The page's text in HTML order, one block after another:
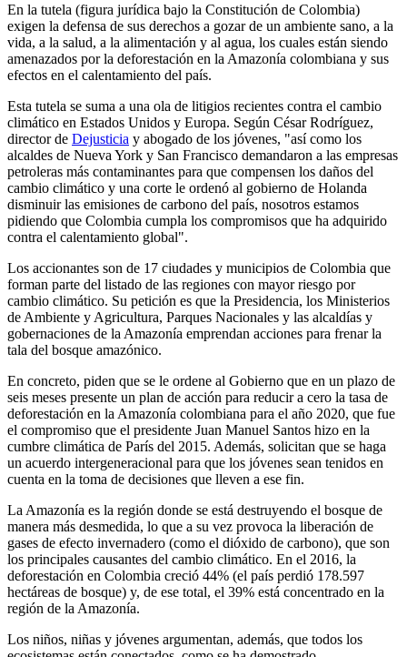
En la tutela (figura jurídica bajo la Constitución de Colombia)
exigen la defensa de sus derechos a gozar de un ambiente sano, a la
vida, a la salud, a la alimentación y al agua, los cuales están siendo
amenazados por la deforestación en la Amazonía colombiana y sus
efectos en el calentamiento del país.
Esta tutela se suma a una ola de litigios recientes contra el cambio
climático en Estados Unidos y Europa. Según César Rodríguez,
director de Dejusticia y abogado de los jóvenes, "así como los
alcaldes de Nueva York y San Francisco demandaron a las empresas
petroleras más contaminantes para que compensen los daños del
cambio climático y una corte le ordenó al gobierno de Holanda
disminuir las emisiones de carbono del país, nosotros estamos
pidiendo que Colombia cumpla los compromisos que ha adquirido
contra el calentamiento global".
Los accionantes son de 17 ciudades y municipios de Colombia que
forman parte del listado de las regiones con mayor riesgo por
cambio climático. Su petición es que la Presidencia, los Ministerios
de Ambiente y Agricultura, Parques Nacionales y las alcaldías y
gobernaciones de la Amazonía emprendan acciones para frenar la
tala del bosque amazónico.
En concreto, piden que se le ordene al Gobierno que en un plazo de
seis meses presente un plan de acción para reducir a cero la tasa de
deforestación en la Amazonía colombiana para el año 2020, que fue
el compromiso que el presidente Juan Manuel Santos hizo en la
cumbre climática de París del 2015. Además, solicitan que se haga
un acuerdo intergeneracional para que los jóvenes sean tenidos en
cuenta en la toma de decisiones que lleven a ese fin.
La Amazonía es la región donde se está destruyendo el bosque de
manera más desmedida, lo que a su vez provoca la liberación de
gases de efecto invernadero (como el dióxido de carbono), que son
los principales causantes del cambio climático. En el 2016, la
deforestación en Colombia creció 44% (el país perdió 178.597
hectáreas de bosque) y, de ese total, el 39% está concentrado en la
región de la Amazonía.
Los niños, niñas y jóvenes argumentan, además, que todos los